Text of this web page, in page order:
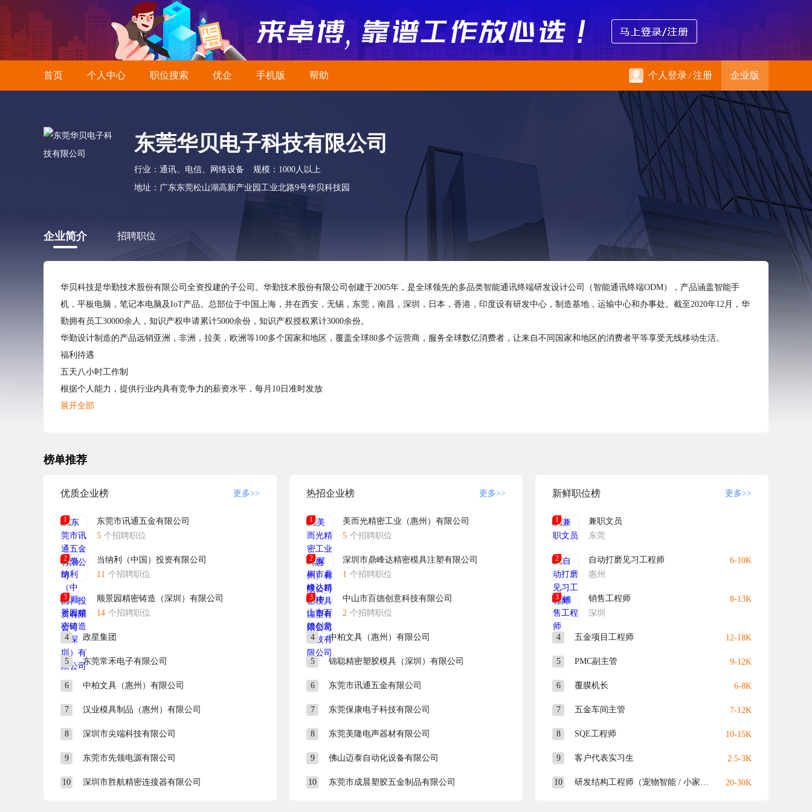
首页 个人中心 职位搜索 优企 手机版 帮助 个人登录/注册 企业版
东莞华贝电子科技有限公司
行业：通讯、电信、网络设备
规模：1000人以上
地址：广东东莞松山湖高新产业园工业北路9号华贝科技园
企业简介 招聘职位
华贝科技是华勤技术股份有限公司全资投建的子公司。华勤技术股份有限公司创建于2005年，是全球领先的多品类智能通讯终端研发设计公司（智能通讯终端ODM），产品涵盖智能手
机，平板电脑，笔记本电脑及IoT产品。总部位于中国上海，并在西安，无锡，东莞，南昌，深圳，日本，香港，印度设有研发中心，制造基地，运输中心和办事处。截至2020年12月，华
勤拥有员工30000余人，知识产权申请累计5000余份，知识产权授权累计3000余份。
华勤设计制造的产品远销亚洲，非洲，拉美，欧洲等100多个国家和地区，覆盖全球80多个运营商，服务全球数亿消费者，让来自不同国家和地区的消费者平等享受无线移动生活。
福利待遇
五天八小时工作制
根据个人能力，提供行业内具有竞争力的薪资水平，每月10日准时发放
一线员工享有年终奖，技术管理人员享有公司的年度业绩奖金
建有员工公寓式宿舍，环境舒适，可一览松山湖的美丽景色
流程：选择意向岗位 — 投递简历 — 简历考核 — 电话沟通 — 邀请面试
1、证件：有效身份证、毕业证、从业资格证、其它证明个人技能的证书
2、文件（复印件各1份）：最新简历（带照片），身份证复印件，毕业证复印件、特殊岗位从业资格证
3、其它：黑色签字或圆珠笔1支
交通指南
1、附近公交站台：“工业北路西”，“松山湖汽车站”（两站走路只需10分钟）
2、到“大朗汽车站”，转以上16、12路镇巴到“工业北路西”站，或从大朗汽车站打的到本公司
3、长安虎门方向：乘坐312（长安车站内）或323（长安车站外站台）到松山湖管委会，再转以上公车到“工业北路西”即可。
4、本公司离在工业北路西站50米，对面是“天域半导体有限公司”，本公司的主体大楼顶有“华贝科技”牌匾标志。
5、其它公车信息请查看东莞本地宝：http://bus.dg.bendibao.com
最近有不法分子与机构利用本公司名义进行招聘，请广大应聘求职者警惕上当受骗。本公司招聘电话为：0769-26989888或0769-33330999，同时本公司面试或复试地点为东莞市松山湖工业
北路9号华贝科技园。
展开全部
榜单推荐
优质企业榜 更多>>
1
东莞市讯通五金有限公司
5 个招聘职位
2
当纳利（中国）投资有限公司
11 个招聘职位
3
顺景园精密铸造（深圳）有限公司
14 个招聘职位
4 政星集团
5 东莞常禾电子有限公司
6 中柏文具（惠州）有限公司
7 汉业模具制品（惠州）有限公司
8 深圳市尖端科技有限公司
9 东莞市先领电源有限公司
10 深圳市胜航精密连接器有限公司
热招企业榜 更多>>
1
美而光精密工业（惠州）有限公司
5 个招聘职位
2
深圳市鼎峰达精密模具注塑有限公司
1 个招聘职位
3
中山市百德创意科技有限公司
2 个招聘职位
4 中柏文具（惠州）有限公司
5 锦聪精密塑胶模具（深圳）有限公司
6 东莞市讯通五金有限公司
7 东莞保康电子科技有限公司
8 东莞美隆电声器材有限公司
9 佛山迈泰自动化设备有限公司
10 东莞市成晨塑胶五金制品有限公司
新鲜职位榜 更多>>
1
兼职文员
东莞
2
自动打磨见习工程师
惠州
6-10K
3
销售工程师
深圳
8-13K
4 五金项目工程师 12-18K
5 PMC副主管 9-12K
6 覆膜机长 6-8K
7 五金车间主管 7-12K
8 SQE工程师 10-15K
9 客户代表实习生 2.5-3K
10 研发结构工程师（宠物智能 / 小家电） 20-30K